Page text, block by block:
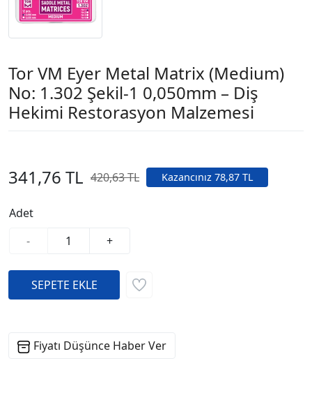
Tor VM Eyer Metal Matrix (Medium)
No: 1.302 Şekil-1 0,050mm – Diş
Hekimi Restorasyon Malzemesi
341,76 TL 420,63 TL Kazancınız 78,87 TL
Adet
-
+
Fiyatı Düşünce Haber Ver